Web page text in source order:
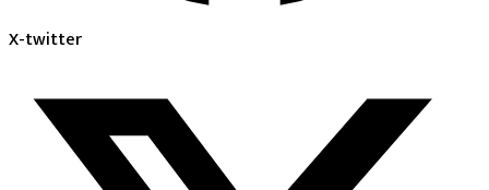
X-twitter